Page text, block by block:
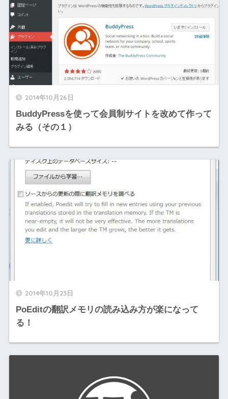
2014年10月26日
BuddyPressを使って会員制サイトを改めて作って
みる（その１）
2014年10月23日
PoEditの翻訳メモリの読み込み方が楽になって
る！